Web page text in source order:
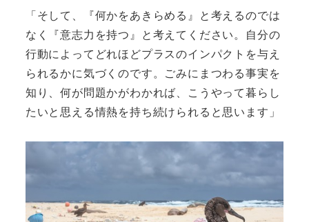
「そして、『何かをあきらめる』と考えるのでは
なく『意志力を持つ』と考えてください。自分の
行動によってどれほどプラスのインパクトを与え
られるかに気づくのです。ごみにまつわる事実を
知り、何が問題かがわかれば、こうやって暮らし
たいと思える情熱を持ち続けられると思います」